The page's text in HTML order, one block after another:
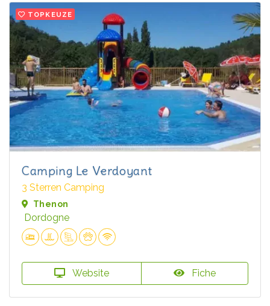
TOPKEUZE
Camping Le Verdoyant
3 Sterren Camping
Thenon
Dordogne
Website Fiche